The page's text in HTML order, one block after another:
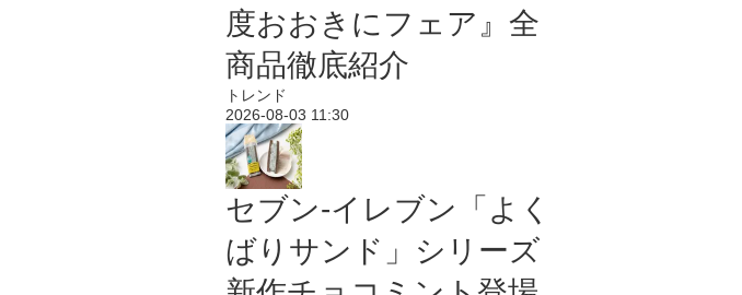
度おおきにフェア』全
商品徹底紹介
トレンド
2026-08-03 11:30
セブン‐イレブン「よく
ばりサンド」シリーズ